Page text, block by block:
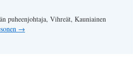
puheenjohtaja, Vihreät, Kauniainen
→